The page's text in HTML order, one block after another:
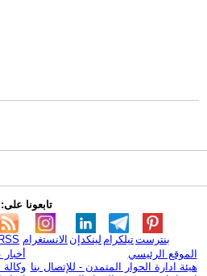
تابعونا على:
RSS الانستغرام لينكدإن تيلكرامبنترست
الموقع الرئيسي
هيئة ادارة الحوار المتمدن - للإتصال بنا وكالة